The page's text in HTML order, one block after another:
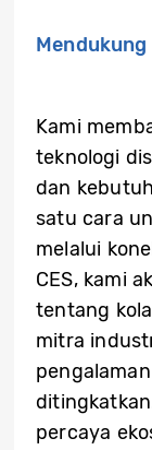
Kami
teknologi
dan
satu cara
melalui
CES, kami
tentang
mitra
percaya